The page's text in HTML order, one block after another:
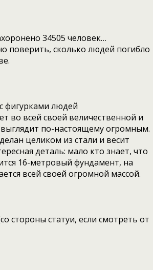
34505 человек…
поверить, сколько людей погибло
людей
во всей своей величественной и
по-настоящему огромным.
целиком из стали и весит
деталь: мало кто знает, что
16-метровый фундамент, на
всей своей огромной массой.
стороны статуи, если смотреть от